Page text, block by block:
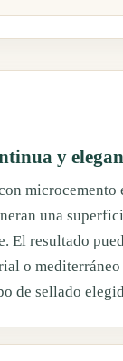
y
una
El resultado
o
de sellado